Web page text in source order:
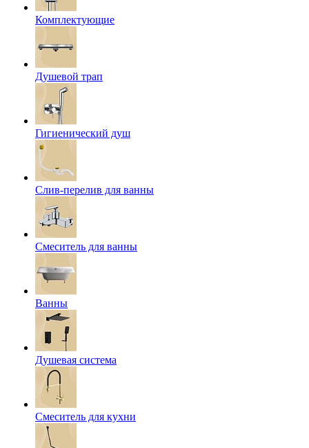
Комплектующие
Душевой трап
Гигиенический душ
Слив-перелив для ванны
Смеситель для ванны
Ванны
Душевая система
Смеситель для кухни